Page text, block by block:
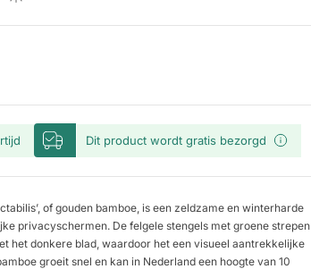
Dit product wordt gratis bezorgd
of gouden bamboe, is een zeldzame en winterharde
privacyschermen. De felgele stengels met groene strepen
het donkere blad, waardoor het een visueel aantrekkelijke
groeit snel en kan in Nederland een hoogte van 10